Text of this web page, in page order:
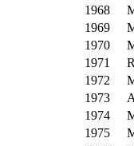
1968
1969
1970
1971
1972
1973
1974
1975